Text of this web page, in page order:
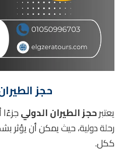
حجز
يعتبرحجز الطيران الدولي
رحلة دولية، حيث يمكن أن يؤثر
ككل.